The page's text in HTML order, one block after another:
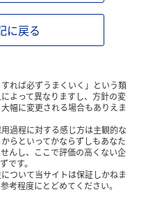
に戻る
れば必ずうまくいく」という類
よって異なりますし、方針の変
幅に変更される場合もありえま
過程に対する感じ方は主観的な
らといってかならずしもあなた
んし、ここで評価の高くない企
です。
ついて当サイトは保証しかねま
考程度にとどめてください。